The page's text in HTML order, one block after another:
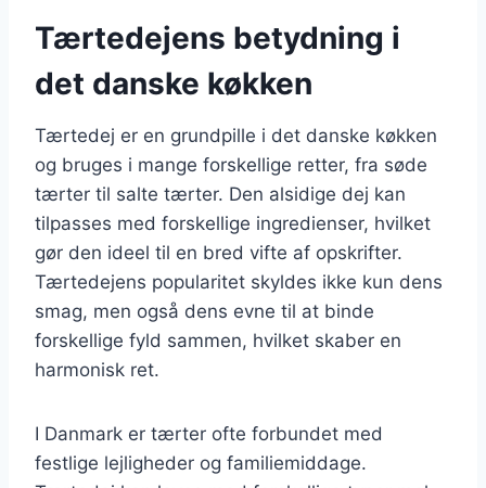
Tærtedejens betydning i
det danske køkken
Tærtedej er en grundpille i det danske køkken
og bruges i mange forskellige retter, fra søde
tærter til salte tærter. Den alsidige dej kan
tilpasses med forskellige ingredienser, hvilket
gør den ideel til en bred vifte af opskrifter.
Tærtedejens popularitet skyldes ikke kun dens
smag, men også dens evne til at binde
forskellige fyld sammen, hvilket skaber en
harmonisk ret.
I Danmark er tærter ofte forbundet med
festlige lejligheder og familiemiddage.